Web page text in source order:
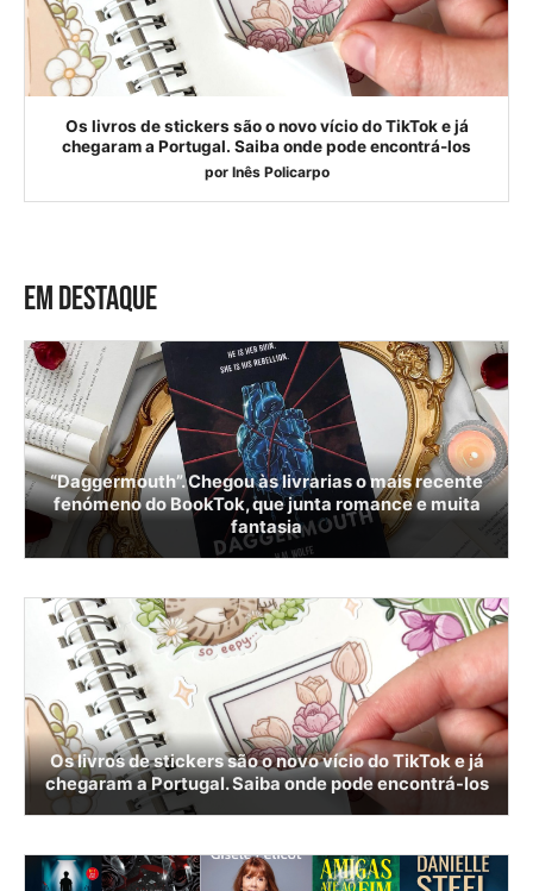
Os livros de stickers são o novo vício do TikTok e já
chegaram a Portugal. Saiba onde pode encontrá-los
por Inês Policarpo
EM DESTAQUE
“Daggermouth”. Chegou às livrarias o mais recente
fenómeno do BookTok, que junta romance e muita
fantasia
Os livros de stickers são o novo vício do TikTok e já
chegaram a Portugal. Saiba onde pode encontrá-los